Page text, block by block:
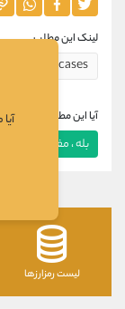
لینک این مطلب
آیا این مطلب برای شما
بله ، مفید بود
لیست رمزارزها